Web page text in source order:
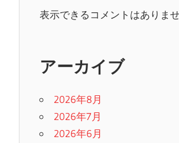
表示できるコメントはありませ
アーカイブ
2026年8月
2026年7月
2026年6月